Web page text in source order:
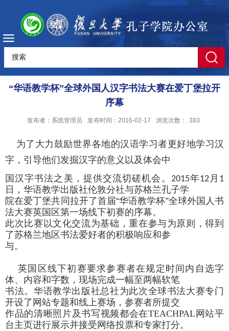
“华语教学杯”全球外国人汉字书法大赛在爱丁堡拉开
序幕
发布者：系统管理员 发布时间：2016-02-17 浏览次数： 383
为了 大力鼓励世界各地的汉语学习者更好地学习汉
字 ，引导他们发掘汉字的意义以及体会中
国汉字书法之美， 提供交流切磋机会。 2015年12月 1
日，华语教学出版社伦敦分社与苏格兰孔子学
院在爱丁堡共同拉开了首届“华语教学杯”全球外国人书
法大赛英国区第一场线下初赛的序幕。
此次比赛以文化交流为基础，重在参与为原则，得到
了苏格兰地区书法爱好者的积极响应和参
与。
英国区线下初赛要求参赛者在规定时间内 自选字
体、内容和字数， 现场完成一幅至两幅软笔
书法。 华语教学出版社总社为此次全球书法大赛专门
开设了网站专题和线上赛场，参赛者所提交
作品的清晰照片及书写视频都会在TEACHPAL 网站平
台主页进行展示并接受网络投票和专家打分。